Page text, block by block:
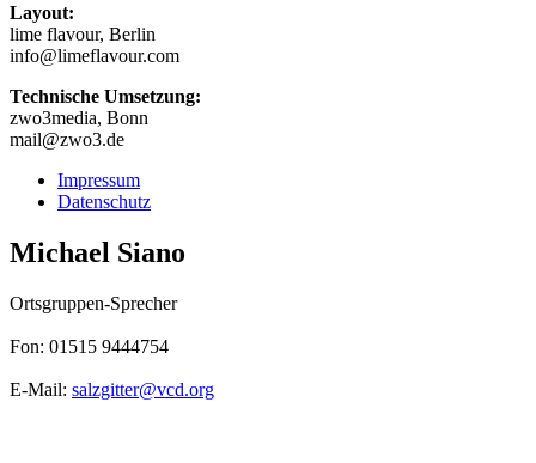
Layout:
lime flavour, Berlin
info@limeflavour.com
Technische Umsetzung:
zwo3media, Bonn
mail@zwo3.de
Impressum
Datenschutz
Michael Siano
Ortsgruppen-Sprecher
Fon: 01515 9444754
E-Mail: salzgitter@vcd.org